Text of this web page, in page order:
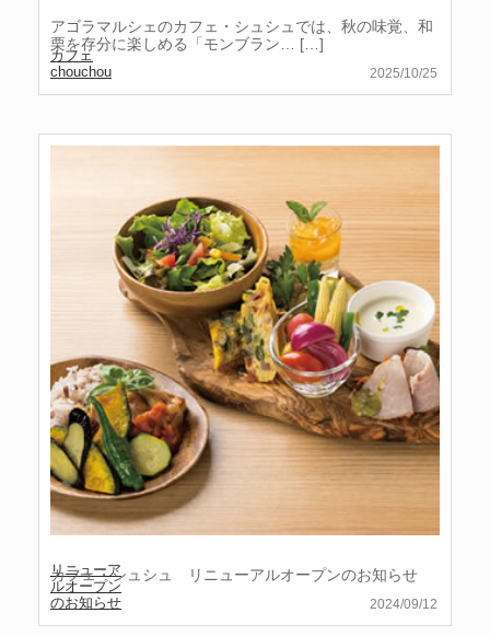
2025/10/25
カフェ
chouchou
アゴラマルシェのカフェ・シュシュでは、秋の味覚、和
栗を存分に楽しめる「モンブラン… […]
2024/09/12
リニューア
ルオープン
のお知らせ
カフェ・シュシュ リニューアルオープンのお知らせ